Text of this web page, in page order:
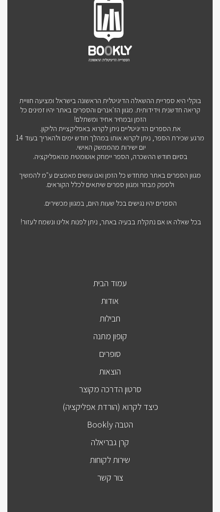
בוקלי היא ספריית ההשאלה הדיגיטלית הראשונה בישראל ומציעה חוויית
קריאה חדשנית וידידותית. מגוון הז'אנרים והספרים באתר יהיו זמינים כל
הזמן ובמחיר אחיד ומשתלם!
את הספרים הדיגיטליים ניתן לקרוא באפליקציית הליקון.
מרגע שכירת הספר, ניתן לקרוא אותו במהלך חודש ימים ולהאריך בעוד 14
יום ישירות מהממשק האישי.
בסיום חודש ההשכרה, הספר יימחק אוטומטית מהאפליקציה.
מגוון הספרים באתר מתחדש כל הזמן ואנו עושים מאמצים ע"מ להמשיך
ולספק מבחר ומגוון ספרים שיתאים לכלל הקוראים.
הספרים יהיו נגישים בכל שעות היום, במגוון מכשירים.
בכל שאלה או אם נתקלת בבעיה באתר, ניתן לפנות אלינו ונשמח לעזור!
עמוד הבית
אודות
חבילות
קופון מתנה
סופרים
הוצאות
סרטון הדרכה מקוצר
כיצד לקרוא (הורדת אפליקציה)
הטבה Bookly
קרן גבריאלה
שירות לקוחות
צור קשר